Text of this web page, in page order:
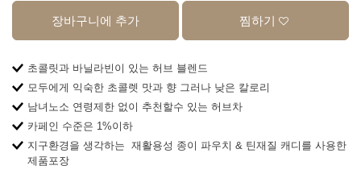
장바구니에 추가 찜하기
초콜릿과 바닐라빈이 있는 허브 블렌드
모두에게 익숙한 초콜렛 맛과 향 그러나 낮은 칼로리
남녀노소 연령제한 없이 추천할수 있는 허브차
카페인 수준은 1%이하
지구환경을 생각하는 재활용성 종이 파우치 & 틴재질 캐디를 사용한
제품포장